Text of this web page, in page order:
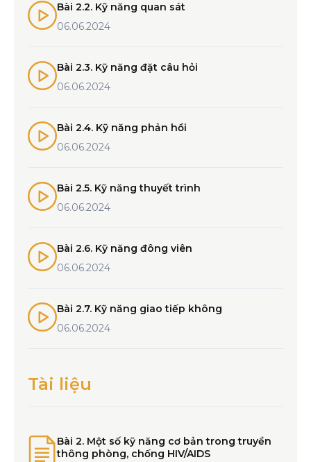
Bài 2.2. Kỹ năng quan sát
06.06.2024
Bài 2.3. Kỹ năng đặt câu hỏi
06.06.2024
Bài 2.4. Kỹ năng phản hồi
06.06.2024
Bài 2.5. Kỹ năng thuyết trình
06.06.2024
Bài 2.6. Kỹ năng đông viên
06.06.2024
Bài 2.7. Kỹ năng giao tiếp không
06.06.2024
Tài liệu
Bài 2. Một số kỹ năng cơ bản trong truyền
thông phòng, chống HIV/AIDS